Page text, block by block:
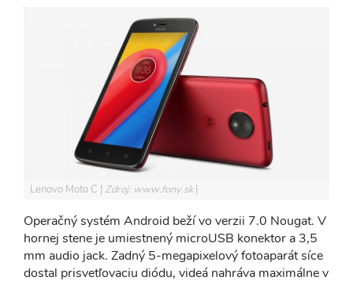
Lenovo Moto C Zdroj: www.fony.sk
Operačný systém Android beží vo verzii 7.0 Nougat. V
hornej stene je umiestnený microUSB konektor a 3,5
mm audio jack. Zadný 5-megapixelový fotoaparát síce
dostal prisvetľovaciu diódu, videá nahráva maximálne v